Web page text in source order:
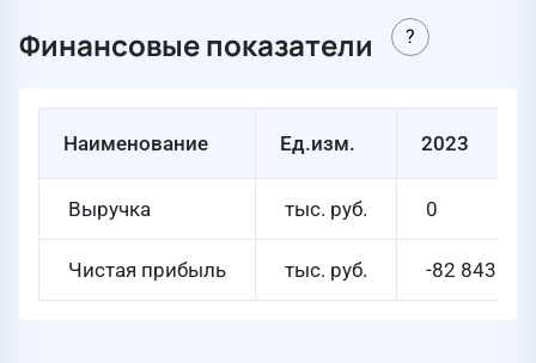
Финансовые показатели
Наименование Ед.изм. 2023
Выручка тыс. руб. 0
Чистая прибыль тыс. руб. -82 843